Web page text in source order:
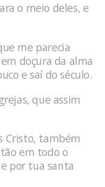
o meio deles, e
me parecia
doçura da alma
e saí do século.
que assim
Cristo, também
em todo o
por tua santa